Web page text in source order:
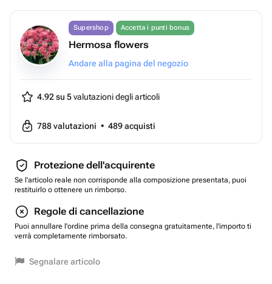
Supershop Accetta i punti bonus
Hermosa flowers
Andare alla pagina del negozio
4.92 su 5valutazioni degli articoli
788valutazioni • 489acquisti
Protezione dell'acquirente
Se l'articolo reale non corrisponde alla composizione presentata, puoi
restituirlo o ottenere un rimborso.
Regole di cancellazione
Puoi annullare l'ordine prima della consegna gratuitamente, l'importo ti
verrà completamente rimborsato.
Segnalare articolo